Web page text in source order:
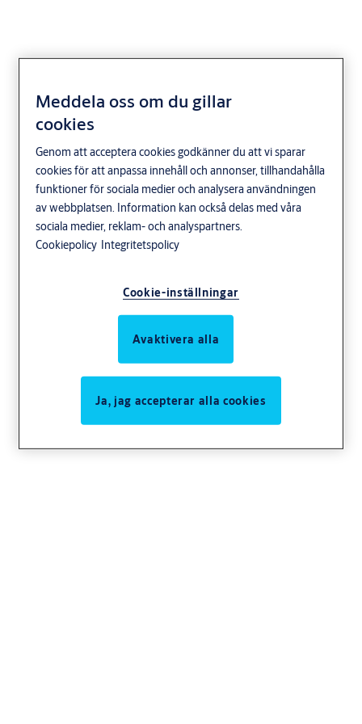
Kil (spline key) till
mekaniska
kombinationslås
Kil till låshusets drivkam.
Användningsområde
Kil för fixering av indexratten i låshusets drivkam. Passar till 6600,
6700 och 8500-serien.
Meddela oss om du gillar
cookies
Genom att acceptera cookies godkänner du att vi sparar
cookies för att anpassa innehåll och annonser, tillhandahålla
funktioner för sociala medier och analysera användningen
av webbplatsen. Information kan också delas med våra
sociala medier, reklam- och analyspartners.
Cookiepolicy Integritetspolicy
Cookie-inställningar
Avaktivera alla
Ja, jag accepterar alla cookies